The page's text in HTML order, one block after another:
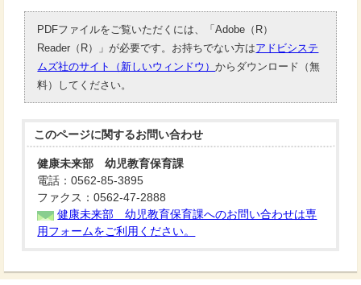
PDFファイルをご覧いただくには、「Adobe（R）
Reader（R）」が必要です。お持ちでない方はアドビシステ
ムズ社のサイト（新しいウィンドウ）からダウンロード（無
料）してください。
このページに関するお問い合わせ
健康未来部 幼児教育保育課
電話：0562-85-3895
ファクス：0562-47-2888
健康未来部 幼児教育保育課へのお問い合わせは専
用フォームをご利用ください。